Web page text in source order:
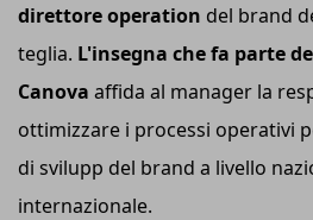
direttore operation del brand
teglia. L'insegna che fa parte
Canova affida al manager la
ottimizzare i processi operativi
di svilupp del brand a livello
internazionale.